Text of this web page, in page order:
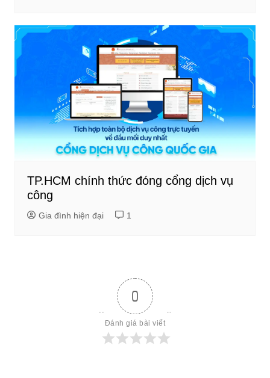
TP.HCM chính thức đóng cổng dịch vụ
công
Gia đình hiện đại 1
0
Đánh giá bài viết